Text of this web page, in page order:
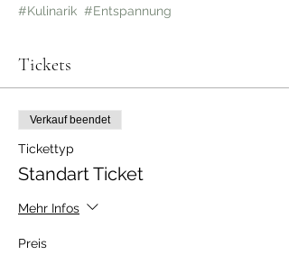
#Kulinarik #Entspannung
Tickets
Verkauf beendet
Tickettyp
Standart Ticket
Mehr Infos
Preis